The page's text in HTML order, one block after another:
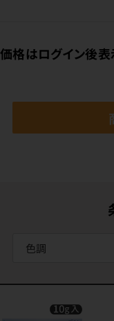
価格はログイン後表
色調